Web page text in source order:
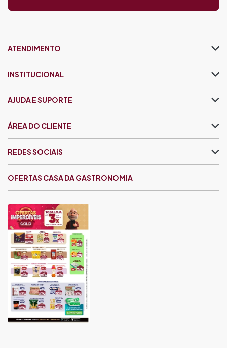
ATENDIMENTO
INSTITUCIONAL
AJUDA E SUPORTE
ÁREA DO CLIENTE
OFERTAS CASA DA GASTRONOMIA
REDES SOCIAIS